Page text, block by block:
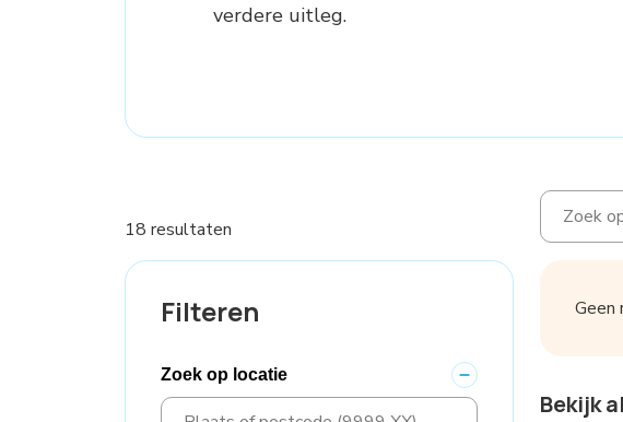
verdere uitleg.
18 resultaten
Filteren
Zoek op locatie
Geen
Bekijk